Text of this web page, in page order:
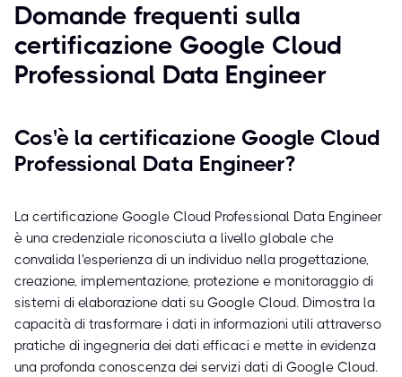
Domande frequenti sulla
certificazione Google Cloud
Professional Data Engineer
Cos'è la certificazione Google Cloud
Professional Data Engineer?
La certificazione Google Cloud Professional Data Engineer
è una credenziale riconosciuta a livello globale che
convalida l'esperienza di un individuo nella progettazione,
creazione, implementazione, protezione e monitoraggio di
sistemi di elaborazione dati su Google Cloud. Dimostra la
capacità di trasformare i dati in informazioni utili attraverso
pratiche di ingegneria dei dati efficaci e mette in evidenza
una profonda conoscenza dei servizi dati di Google Cloud.